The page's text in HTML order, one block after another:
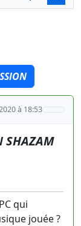
à 18:53
SHAZAM
qui
jouée ?